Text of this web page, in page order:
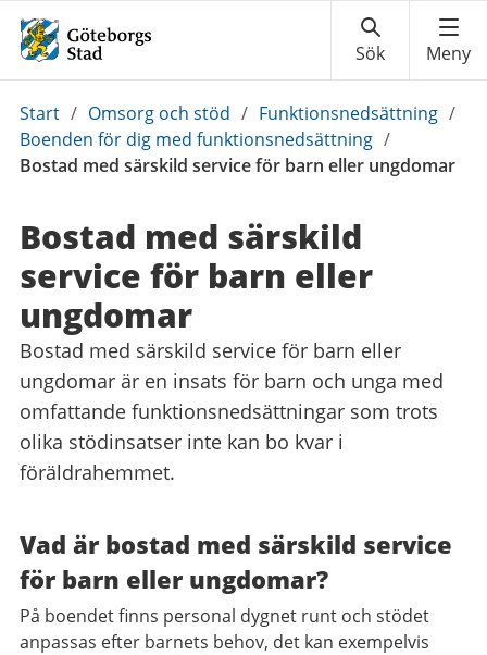
Du
är
här:
Start / Omsorg och stöd / Funktionsnedsättning /
Boenden för dig med funktionsnedsättning /
Bostad med särskild service för barn eller ungdomar
Bostad med särskild
service för barn eller
ungdomar
Bostad med särskild service för barn eller
ungdomar är en insats för barn och unga med
omfattande funktionsnedsättningar som trots
olika stödinsatser inte kan bo kvar i
föräldrahemmet.
Vad är bostad med särskild service
för barn eller ungdomar?
På boendet finns personal dygnet runt och stödet
anpassas efter barnets behov, det kan exempelvis